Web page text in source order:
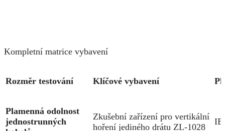
Kompletní matrice vybavení
Rozměr testování Klíčové vybavení
Plamenná odolnost
jednostrunných
Zkušební zařízení pro vertikální
hoření jediného drátu ZL-1028